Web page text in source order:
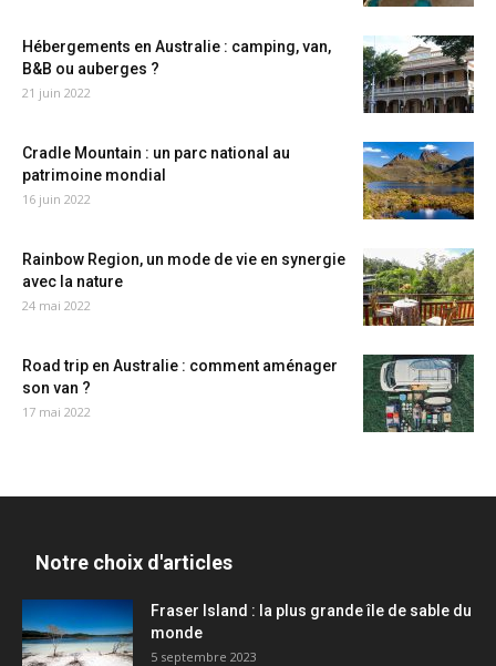
Hébergements en Australie : camping, van,
B&B ou auberges ?
21 juin 2022
Cradle Mountain : un parc national au
patrimoine mondial
16 juin 2022
Rainbow Region, un mode de vie en synergie
avec la nature
24 mai 2022
Road trip en Australie : comment aménager
son van ?
17 mai 2022
Notre choix d'articles
Fraser Island : la plus grande île de sable du
monde
5 septembre 2023